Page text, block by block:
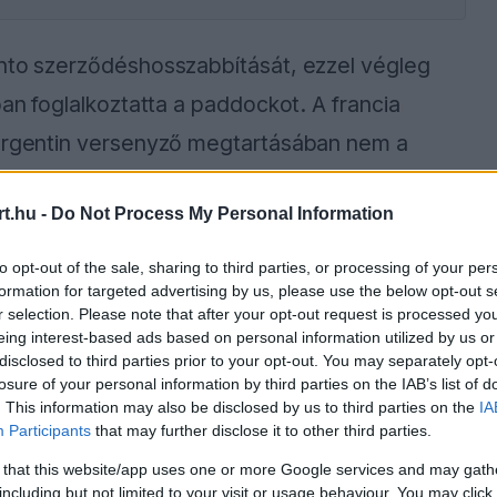
- Do Not Process My Personal Information
opt-out of the sale, sharing to third parties, or processing of your
for targeted advertising by us, please use the below opt-out
selection. Please note that after your opt-out request is processed
interest-based ads based on personal information utilized by us
to third parties prior to your opt-out. You may separately
of your personal information by third parties on the IAB’s list of
This information may also be disclosed by us to third parties on the
Participants that may further disclose it to other third parties.
this website/app uses one or more Google services and may
but not limited to your visit or usage behaviour. You may
szerződéshosszabbítását, ezzel végleg
foglalkoztatta a paddockot. A francia
versenyző megtartásában nem a
ahogy azt sokan feltételezték.
alapján születtek meg. A versenyző
volt az egyetlen tényező, amelyet
során.
the server or network failed or because the
supported.